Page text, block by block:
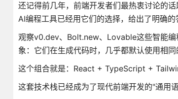
还记得前几年，前端开发者们最热衷讨论的
AI编程工具已经用它们的选择，给出了明确的
观察v0.dev、Bolt.new、Lovable这些智能
象：它们在生成代码时，几乎都默认使用相同
这个组合就是：React + TypeScript +
这套技术栈已经成为了现代前端开发的"通用